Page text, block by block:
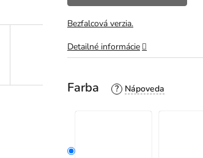
Farba ?
Bezfalcová verzia.
Detailné informácie